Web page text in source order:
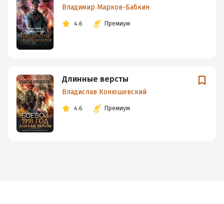
Владимир Марков-Бабкин
4.6 Премиум
Длинные версты
Владислав Конюшевский
4.6 Премиум